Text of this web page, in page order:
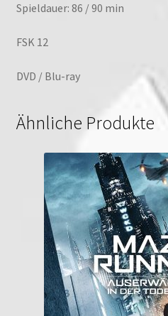
Spieldauer: 86 / 90 min
FSK 12
DVD / Blu-ray
Ähnliche Produkte